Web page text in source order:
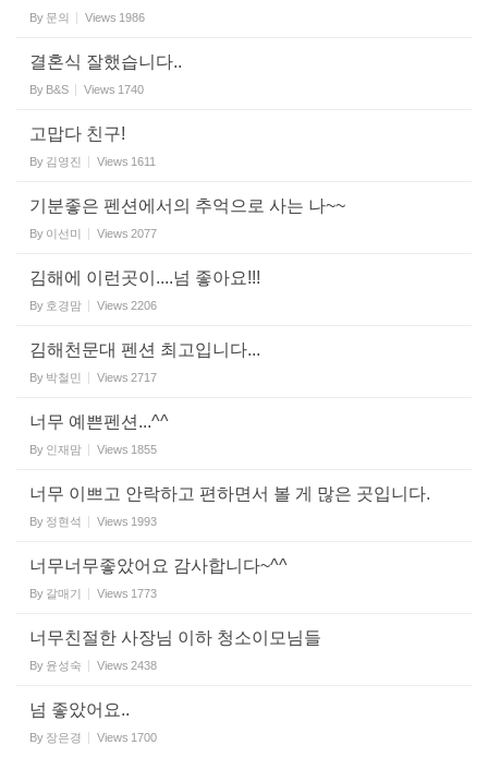
By 문의 Views 1986
결혼식 잘했습니다..
By B&S Views 1740
고맙다 친구!
By 김영진 Views 1611
기분좋은 펜션에서의 추억으로 사는 나~~
By 이선미 Views 2077
김해에 이런곳이....넘 좋아요!!!
By 호경맘 Views 2206
김해천문대 펜션 최고입니다...
By 박철민 Views 2717
너무 예쁜펜션...^^
By 인재맘 Views 1855
너무 이쁘고 안락하고 편하면서 볼 게 많은 곳입니다.
By 정현석 Views 1993
너무너무좋았어요 감사합니다~^^
By 갈매기 Views 1773
너무친절한 사장님 이하 청소이모님들
By 윤성숙 Views 2438
넘 좋았어요..
By 장은경 Views 1700